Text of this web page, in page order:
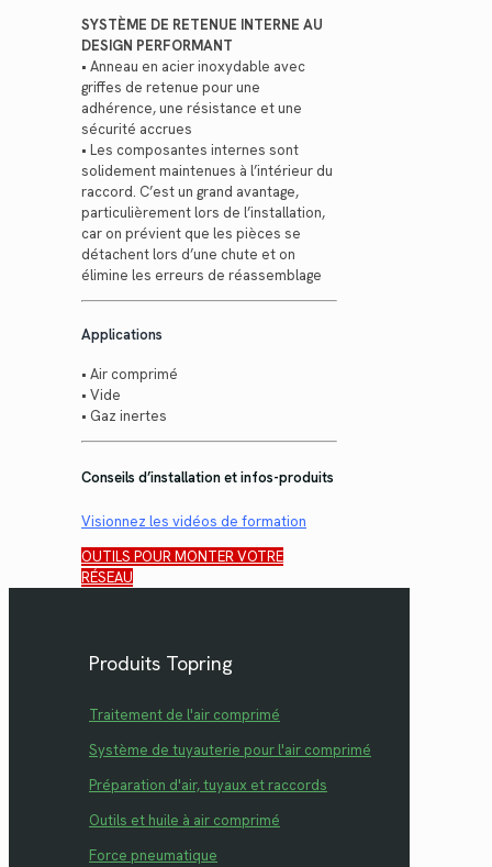
SYSTÈME DE RETENUE INTERNE AU
DESIGN PERFORMANT
• Anneau en acier inoxydable avec
griffes de retenue pour une
adhérence, une résistance et une
sécurité accrues
• Les composantes internes sont
solidement maintenues à l’intérieur du
raccord. C’est un grand avantage,
particulièrement lors de l’installation,
car on prévient que les pièces se
détachent lors d’une chute et on
élimine les erreurs de réassemblage
Applications
• Air comprimé
• Vide
• Gaz inertes
Conseils d’installation et infos-produits
Visionnez les vidéos de formation
OUTILS POUR MONTER VOTRE
RÉSEAU
Produits Topring
Traitement de l'air comprimé
Système de tuyauterie pour l'air comprimé
Préparation d'air, tuyaux et raccords
Outils et huile à air comprimé
Force pneumatique